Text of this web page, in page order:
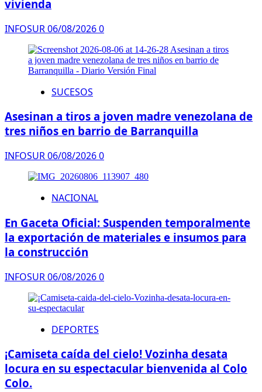
vivienda
INFOSUR06/08/20260
SUCESOS
Asesinan a tiros a joven madre venezolana de
tres niños en barrio de Barranquilla
INFOSUR06/08/20260
NACIONAL
En Gaceta Oficial: Suspenden temporalmente
la exportación de materiales e insumos para
la construcción
INFOSUR06/08/20260
DEPORTES
¡Camiseta caída del cielo! Vozinha desata
locura en su espectacular bienvenida al Colo
Colo.